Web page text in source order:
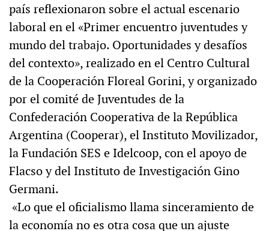
país reflexionaron sobre el actual escenario
laboral en el «Primer encuentro juventudes y
mundo del trabajo. Oportunidades y desafíos
del contexto», realizado en el Centro Cultural
de la Cooperación Floreal Gorini, y organizado
por el comité de Juventudes de la
Confederación Cooperativa de la República
Argentina (Cooperar), el Instituto Movilizador,
la Fundación SES e Idelcoop, con el apoyo de
Flacso y del Instituto de Investigación Gino
Germani.
«Lo que el oficialismo llama sinceramiento de
la economía no es otra cosa que un ajuste